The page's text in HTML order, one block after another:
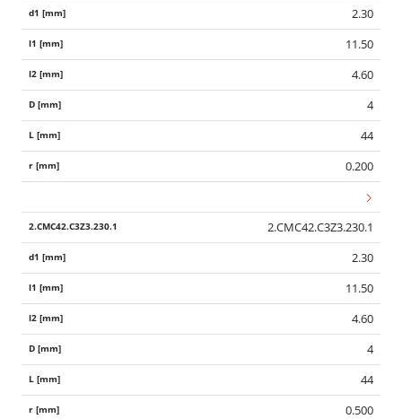
2.30
11.50
4.60
4
44
0.200
2.CMC42.C3Z3.230.1
2.30
11.50
4.60
4
44
0.500